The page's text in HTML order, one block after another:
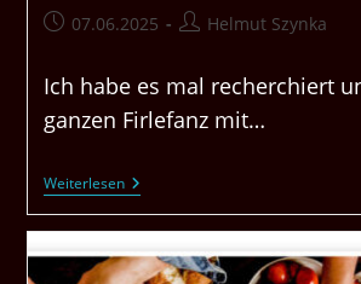
Beitrag07.06.2025
Beitrags-
Helmut Szynka
Ich habe es mal recherchiert
ganzen Firlefanz mit…
WeiterlesenDu
Sollst
Jeden
Diese
7